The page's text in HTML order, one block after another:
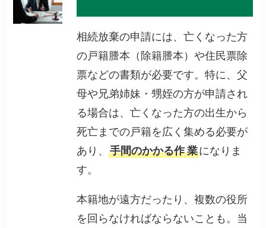
相続放棄の申請には、亡くなった方
の戸籍謄本（除籍謄本）や住民票除
票などの書類が必要です。特に、父
母や兄弟姉妹・甥姪の方が申請され
る場合は、亡くなった方の出生から
死亡までの戸籍を広く集める必要が
あり、手間のかかる作 業になりま
す。
本籍地が遠方だったり、複数の役所
を回らなければならないことも。当